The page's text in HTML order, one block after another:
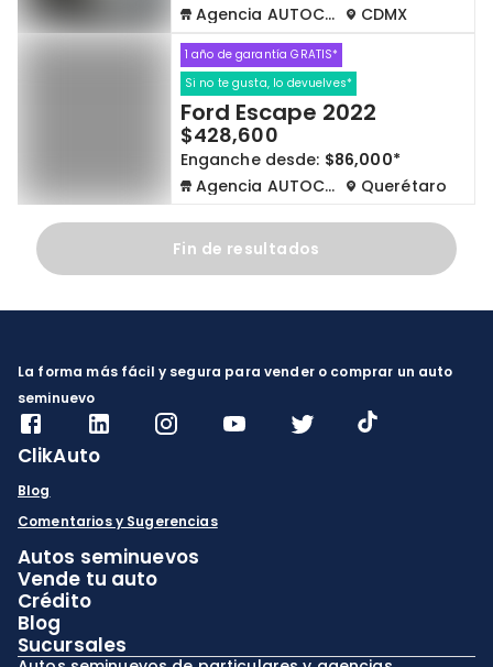
Agencia AUTOCOM
CDMX
1 año de garantía GRATIS*
Si no te gusta, lo devuelves*
Ford Escape 2022
$428,600
Enganche desde: $86,000*
Agencia AUTOCOM
Querétaro
Fin de resultados
La forma más fácil y segura para vender o comprar un auto
seminuevo
ClikAuto
Blog
Comentarios y Sugerencias
Autos seminuevos
Vende tu auto
Crédito
Blog
Sucursales